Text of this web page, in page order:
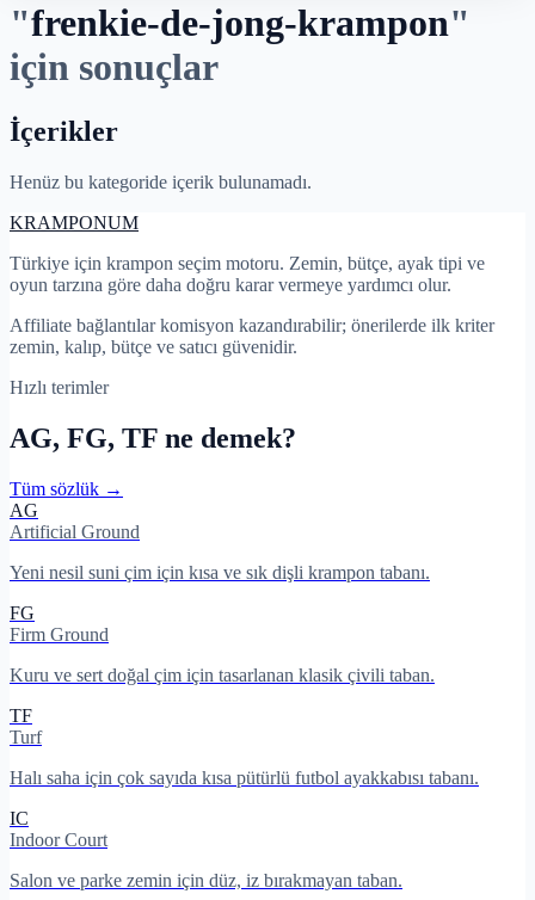
"frenkie-de-jong-krampon"
için sonuçlar
İçerikler
Henüz bu kategoride içerik bulunamadı.
KRAMPONUM
Türkiye için krampon seçim motoru. Zemin, bütçe, ayak tipi ve
oyun tarzına göre daha doğru karar vermeye yardımcı olur.
Affiliate bağlantılar komisyon kazandırabilir; önerilerde ilk kriter
zemin, kalıp, bütçe ve satıcı güvenidir.
Hızlı terimler
AG, FG, TF ne demek?
Tüm sözlük →
AG
Artificial Ground
Yeni nesil suni çim için kısa ve sık dişli krampon tabanı.
FG
Firm Ground
Kuru ve sert doğal çim için tasarlanan klasik çivili taban.
TF
Turf
Halı saha için çok sayıda kısa pütürlü futbol ayakkabısı tabanı.
IC
Indoor Court
Salon ve parke zemin için düz, iz bırakmayan taban.